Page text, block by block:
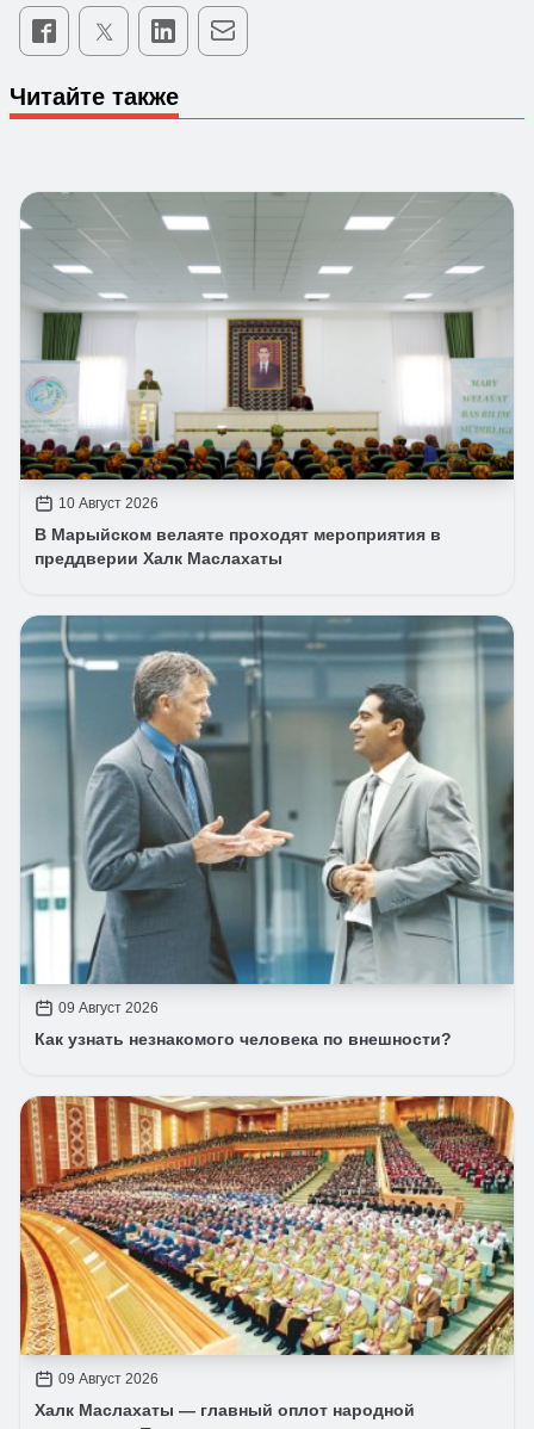
Читайте также
10 Август 2026
В Марыйском велаяте проходят мероприятия в
преддверии Халк Маслахаты
09 Август 2026
Как узнать незнакомого человека по внешности?
09 Август 2026
Халк Маслахаты — главный оплот народной